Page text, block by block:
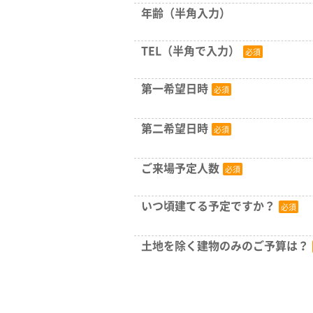
年齢（半角入力）
TEL（半角で入力）
第一希望日時
第二希望日時
ご来場予定人数
いつ頃建てる予定ですか？
土地を除く建物のみのご予算は？